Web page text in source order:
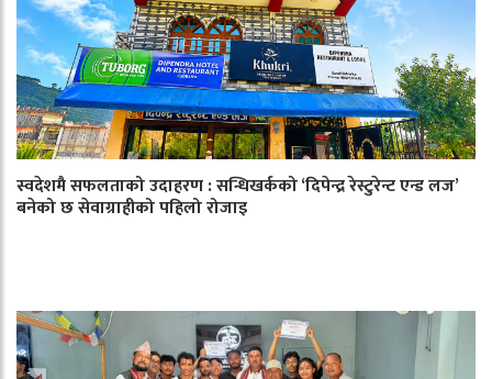
स्वदेशमै सफलताको उदाहरण : सन्धिखर्कको ‘दिपेन्द्र रेस्टुरेन्ट एन्ड लज’
बनेको छ सेवाग्राहीको पहिलो रोजाइ